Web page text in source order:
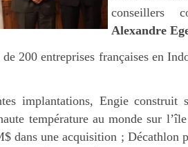
conseillers
Alexandre
200 entreprises françaises en
implantations, Engie construit
température au monde sur
dans une acquisition ; Décathlon